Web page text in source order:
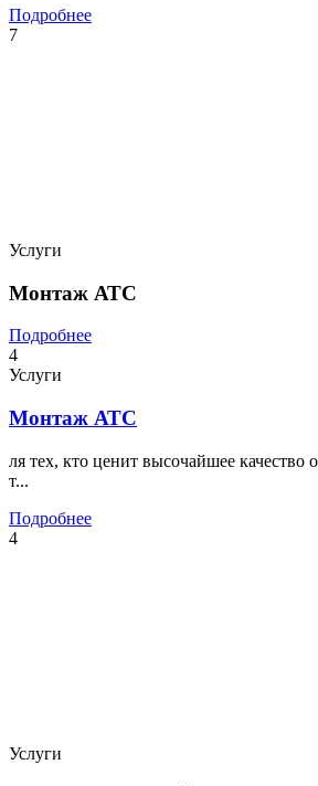
Подробнее
7
Услуги
Монтаж АТС
Подробнее
4
Услуги
Монтаж АТС
ля тех, кто ценит высочайшее качество
т...
Подробнее
4
Услуги